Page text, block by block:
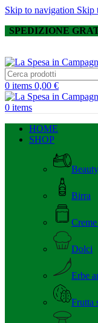
Skip to navigation Skip
SPEDIZIONE
0 items 0,00 €
0 items
HOME
SHOP
Birra
Dolci
Erbe
Frutta